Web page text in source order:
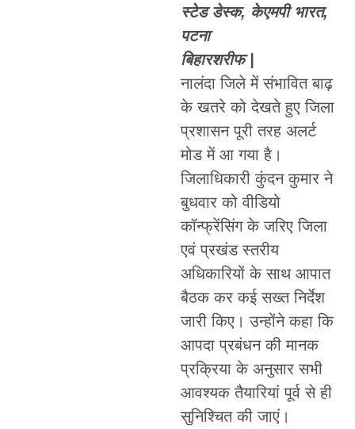
स्टेड डेस्क, केएमपी भारत,
पटना
बिहारशरीफ |
नालंदा जिले में संभावित बाढ़
के खतरे को देखते हुए जिला
प्रशासन पूरी तरह अलर्ट
मोड में आ गया है।
जिलाधिकारी कुंदन कुमार ने
बुधवार को वीडियो
कॉन्फ्रेंसिंग के जरिए जिला
एवं प्रखंड स्तरीय
अधिकारियों के साथ आपात
बैठक कर कई सख्त निर्देश
जारी किए। उन्होंने कहा कि
आपदा प्रबंधन की मानक
प्रक्रिया के अनुसार सभी
आवश्यक तैयारियां पूर्व से ही
सुनिश्चित की जाएं।